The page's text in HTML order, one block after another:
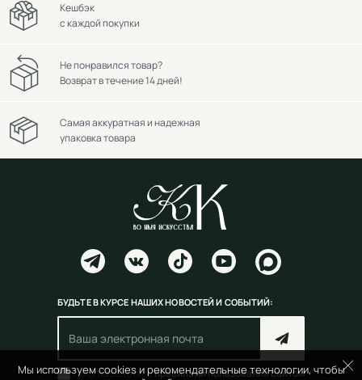
Мы используем cookies и рекомендательные технологии, чтобы
Кешбэк
с каждой покупки
Не понравился товар?
Возврат в течение 14 дней!
Самая аккуратная и надежная
упаковка товара
БУДЬТЕ В КУРСЕ НАШИХ НОВОСТЕЙ И СОБЫТИЙ:
Согласен(на) справилами пользования сайтом